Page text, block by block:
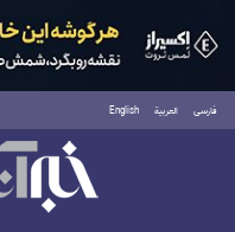
فارسی العربية English
پنجشنبه ۱۵ مرداد ۱۴۰۵